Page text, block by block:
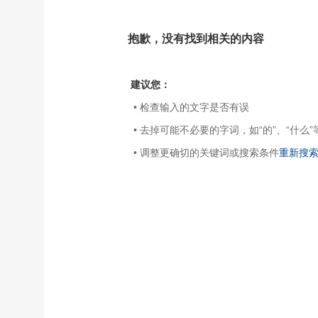
抱歉，没有找到相关的内容
建议您：
• 检查输入的文字是否有误
• 去掉可能不必要的字词，如“的”、“什么”
• 调整更确切的关键词或搜索条件重新搜索